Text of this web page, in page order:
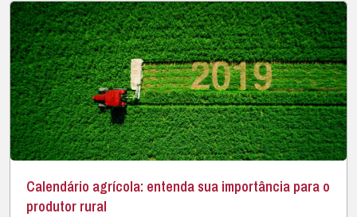
Calendário agrícola: entenda sua importância para o
produtor rural